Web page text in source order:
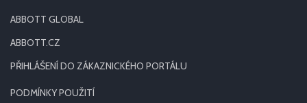
ABBOTT GLOBAL
ABBOTT.CZ
PŘIHLÁŠENÍ DO ZÁKAZNICKÉHO PORTÁLU
PODMÍNKY POUŽITÍ